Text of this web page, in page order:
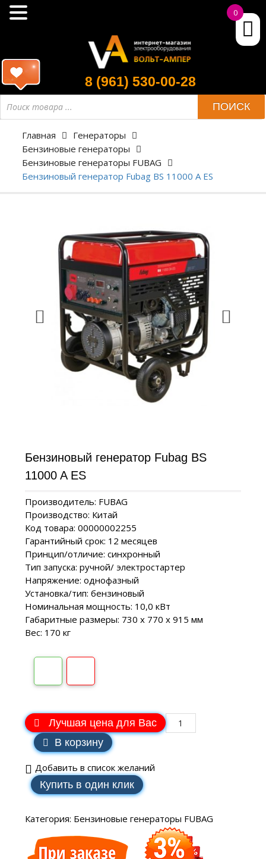
8 (961) 530-00-28
ПОИСК
Главная
Генераторы
Бензиновые генераторы
Бензиновые генераторы FUBAG
Бензиновый генератор Fubag BS 11000 A ES
Бензиновый генератор Fubag BS
11000 A ES
Производитель: FUBAG
Производство: Китай
Код товара: 00000002255
Гарантийный срок: 12 месяцев
Принцип/отличие: синхронный
Тип запуска: ручной/ электростартер
Напряжение: однофазный
Установка/тип: бензиновый
Номинальная мощность: 10,0 кВт
Габаритные размеры: 730 х 770 х 915 мм
Вес: 170 кг
Лучшая цена для Вас
В корзину
Добавить в список желаний
Купить в один клик
Категория: Бензиновые генераторы FUBAG
0